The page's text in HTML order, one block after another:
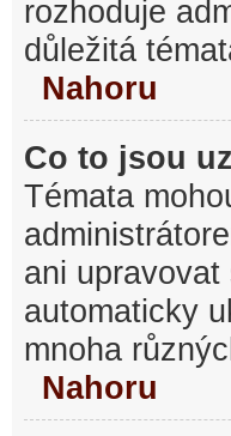
rozhoduje
důležitá
Nahoru
Co to jsou
Témata
ani
automaticky
mnoha
Nahoru